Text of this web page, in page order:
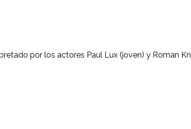
por los actores Paul Lux (joven) y Roman